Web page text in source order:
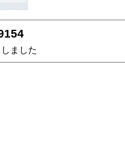
ました